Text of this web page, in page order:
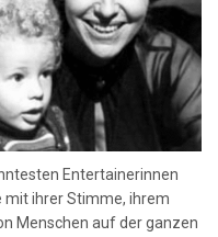
Entertainerinnen
mit ihrer Stimme, ihrem
Menschen auf der ganzen